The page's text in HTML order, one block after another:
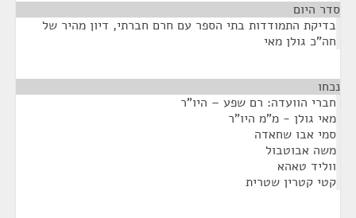
סדר היום
בדיקת התמודדות בתי הספר עם חרם חברתי, דיון מהיר של
חה"כ גולן מאי
נכחו
חברי הוועדה: רם שפע – היו"ר
מאי גולן - מ"מ היו"ר
סמי אבו שחאדה
משה אבוטבול
ווליד טאהא
קטי קטרין שטרית